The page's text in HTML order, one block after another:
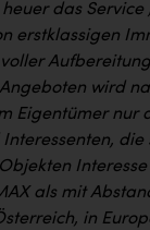
das Service
erstklassigen
wird
Eigentümer nur
die
als mit
in